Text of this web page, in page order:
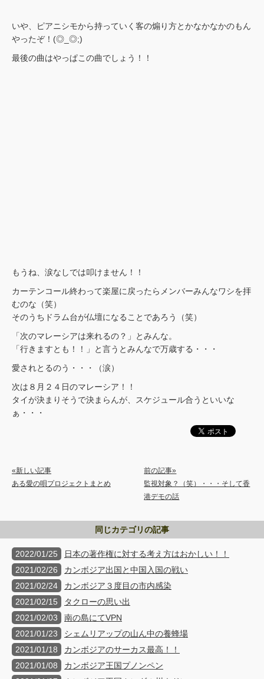
いや、ピアニシモから持っていく客の煽り方とかなかなかのもん
やったぞ！(◎_◎;)
最後の曲はやっぱこの曲でしょう！！
もうね、涙なしでは叩けません！！
カーテンコール終わって楽屋に戻ったらメンバーみんなワシを拝
むのな（笑）
そのうちドラム台が仏壇になることであろう（笑）
「次のマレーシアは来れるの？」とみんな。
「行きますとも！！」と言うとみんなで万歳する・・・
愛されとるのう・・・（涙）
次は８月２４日のマレーシア！！
タイが決まりそうで決まらんが、スケジュール合うといいな
ぁ・・・
«新しい記事
ある愛の唄プロジェクトまとめ
前の記事»
監視対象？（笑）・・・そして香
港デモの話
同じカテゴリの記事
2022/01/25
日本の著作権に対する考え方はおかしい！！
2021/02/26
カンボジア出国と中国入国の戦い
2021/02/24
カンボジア３度目の市内感染
2021/02/15
タクローの思い出
2021/02/03
南の島にてVPN
2021/01/23
シェムリアップの山ん中の養蜂場
2021/01/18
カンボジアのサーカス最高！！
2021/01/08
カンボジア王国プノンペン